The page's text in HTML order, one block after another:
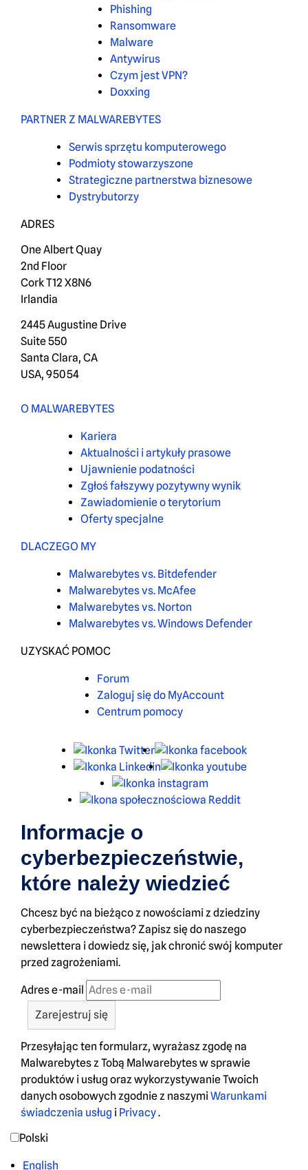
Phishing
Ransomware
Malware
Antywirus
Czym jest VPN?
Doxxing
PARTNER Z MALWAREBYTES
Serwis sprzętu komputerowego
Podmioty stowarzyszone
Strategiczne partnerstwa biznesowe
Dystrybutorzy
ADRES
One Albert Quay
2nd Floor
Cork T12 X8N6
Irlandia
2445 Augustine Drive
Suite 550
Santa Clara, CA
USA, 95054
O MALWAREBYTES
Kariera
Aktualności i artykuły prasowe
Ujawnienie podatności
Zgłoś fałszywy pozytywny wynik
Zawiadomienie o terytorium
Oferty specjalne
DLACZEGO MY
Malwarebytes vs. Bitdefender
Malwarebytes vs. McAfee
Malwarebytes vs. Norton
Malwarebytes vs. Windows Defender
UZYSKAĆ POMOC
Forum
Zaloguj się do MyAccount
Centrum pomocy
X
Facebook
LinkedIn
Youtube
Instagram
Reddit
Informacje o
cyberbezpieczeństwie,
które należy wiedzieć
Chcesz być na bieżąco z nowościami z dziedziny
cyberbezpieczeństwa? Zapisz się do naszego
newslettera i dowiedz się, jak chronić swój komputer
przed zagrożeniami.
Adres e-mail
Przesyłając ten formularz, wyrażasz zgodę na
Malwarebytes z Tobą Malwarebytes w sprawie
produktów i usług oraz wykorzystywanie Twoich
danych osobowych zgodnie z naszymiWarunkami
świadczenia usług i Privacy.
Polski
English